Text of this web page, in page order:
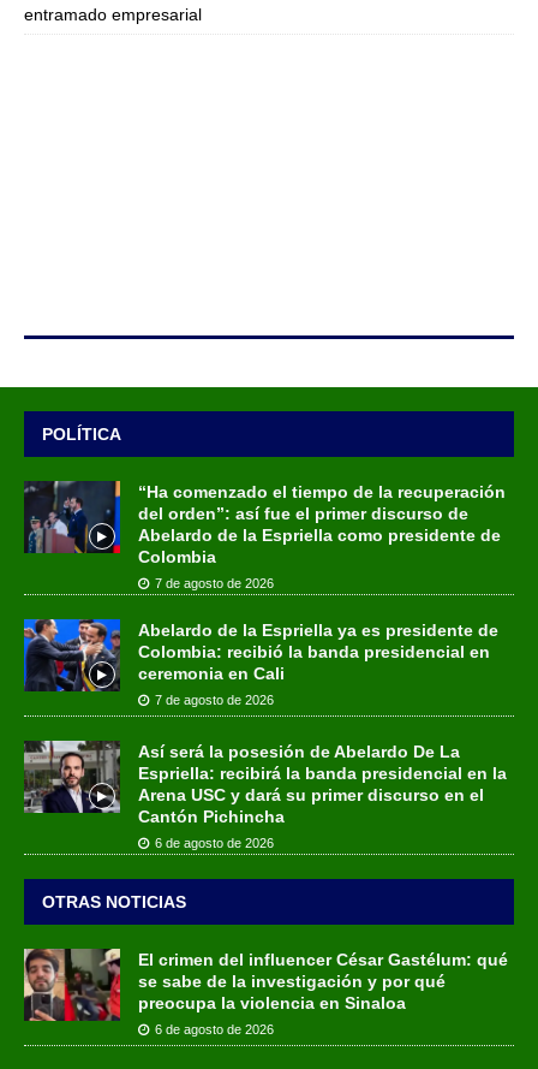
entramado empresarial
POLÍTICA
“Ha comenzado el tiempo de la recuperación
del orden”: así fue el primer discurso de
Abelardo de la Espriella como presidente de
Colombia
7 de agosto de 2026
Abelardo de la Espriella ya es presidente de
Colombia: recibió la banda presidencial en
ceremonia en Cali
7 de agosto de 2026
Así será la posesión de Abelardo De La
Espriella: recibirá la banda presidencial en la
Arena USC y dará su primer discurso en el
Cantón Pichincha
6 de agosto de 2026
OTRAS NOTICIAS
El crimen del influencer César Gastélum: qué
se sabe de la investigación y por qué
preocupa la violencia en Sinaloa
6 de agosto de 2026